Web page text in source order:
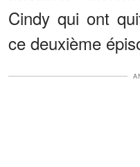
Cindy qui ont
ce deuxième